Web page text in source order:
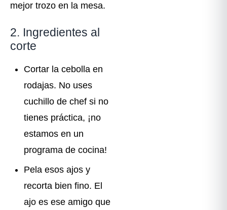
mejor trozo en la mesa.
2. Ingredientes al
corte
Cortar la cebolla en
rodajas. No uses
cuchillo de chef si no
tienes práctica, ¡no
estamos en un
programa de cocina!
Pela esos ajos y
recorta bien fino. El
ajo es ese amigo que